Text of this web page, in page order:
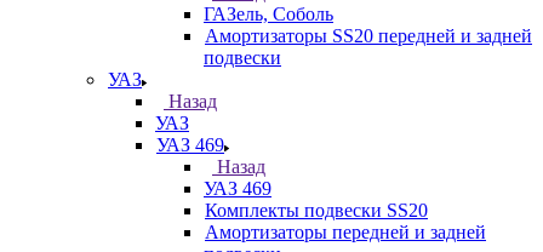
ГАЗель, Соболь
Амортизаторы SS20 передней и задней
подвески
УАЗ
Назад
УАЗ
УАЗ 469
Назад
УАЗ 469
Комплекты подвески SS20
Амортизаторы передней и задней